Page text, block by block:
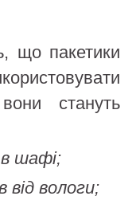
що пакетики
стануть
шафі;
від вологи;